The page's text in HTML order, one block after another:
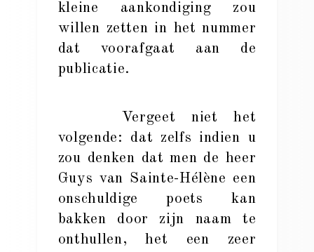
kleine aankondiging zou
willen zetten in het nummer
dat voorafgaat aan de
publicatie.
Vergeet niet het
volgende: dat zelfs indien u
zou denken dat men de heer
Guys van Sainte-Hélène een
onschuldige poets kan
bakken door zijn naam te
onthullen, het een zeer